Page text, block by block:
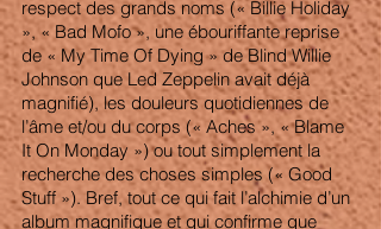
respect des grands noms (« Billie Holiday
», « Bad Mofo », une ébouriffante reprise
de « My Time Of Dying » de Blind Willie
Johnson que Led Zeppelin avait déjà
magnifié), les douleurs quotidiennes de
l’âme et/ou du corps (« Aches », « Blame
It On Monday ») ou tout simplement la
recherche des choses simples (« Good
Stuff »). Bref, tout ce qui fait l’alchimie d’un
album magnifique et qui confirme que